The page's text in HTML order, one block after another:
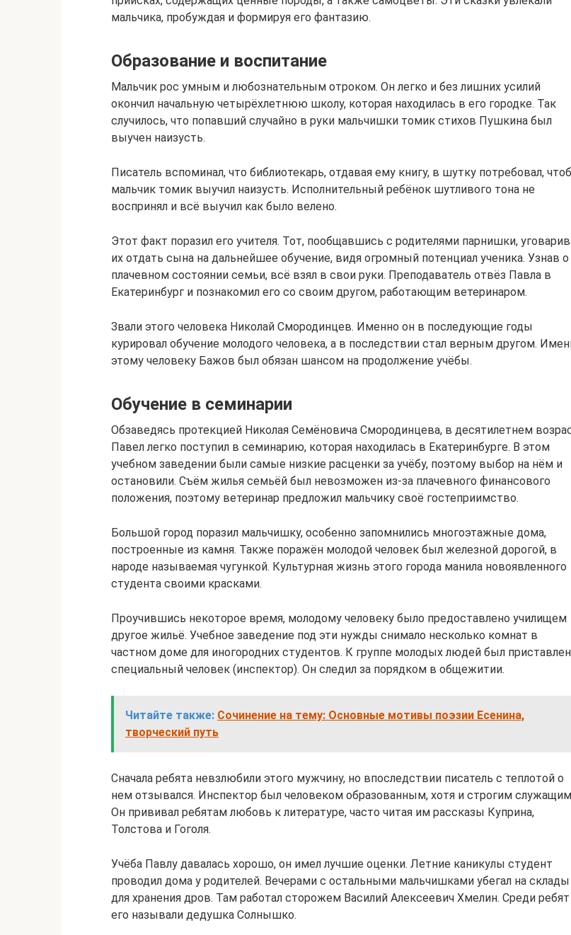
мальчика, пробуждая и формируя его фантазию.
Образование и воспитание
Мальчик рос умным и любознательным отроком. Он легко и без лишних усилий
окончил начальную четырёхлетнюю школу, которая находилась в его городке. Так
случилось, что попавший случайно в руки мальчишки томик стихов Пушкина был
выучен наизусть.
Писатель вспоминал, что библиотекарь, отдавая ему книгу, в шутку потребовал,
мальчик томик выучил наизусть. Исполнительный ребёнок шутливого тона не
воспринял и всё выучил как было велено.
Этот факт поразил его учителя. Тот, пообщавшись с родителями парнишки,
их отдать сына на дальнейшее обучение, видя огромный потенциал ученика. Узнав о
плачевном состоянии семьи, всё взял в свои руки. Преподаватель отвёз Павла в
Екатеринбург и познакомил его со своим другом, работающим ветеринаром.
Звали этого человека Николай Смородинцев. Именно он в последующие годы
курировал обучение молодого человека, а в последствии стал верным другом.
этому человеку Бажов был обязан шансом на продолжение учёбы.
Обучение в семинарии
Обзаведясь протекцией Николая Семёновича Смородинцева, в десятилетнем
Павел легко поступил в семинарию, которая находилась в Екатеринбурге. В этом
учебном заведении были самые низкие расценки за учёбу, поэтому выбор на нём и
остановили. Съём жилья семьёй был невозможен из-за плачевного финансового
положения, поэтому ветеринар предложил мальчику своё гостеприимство.
Большой город поразил мальчишку, особенно запомнились многоэтажные дома,
построенные из камня. Также поражён молодой человек был железной дорогой, в
народе называемая чугункой. Культурная жизнь этого города манила новоявленного
студента своими красками.
Проучившись некоторое время, молодому человеку было предоставлено училищем
другое жильё. Учебное заведение под эти нужды снимало несколько комнат в
частном доме для иногородних студентов. К группе молодых людей был приставлен
специальный человек (инспектор). Он следил за порядком в общежитии.
Читайте также: Сочинение на тему: Основные мотивы поэзии Есенина,
творческий путь
Сначала ребята невзлюбили этого мужчину, но впоследствии писатель с теплотой о
нем отзывался. Инспектор был человеком образованным, хотя и строгим
Он прививал ребятам любовь к литературе, часто читая им рассказы Куприна,
Толстова и Гоголя.
Учёба Павлу давалась хорошо, он имел лучшие оценки. Летние каникулы студент
проводил дома у родителей. Вечерами с остальными мальчишками убегал на склады
для хранения дров. Там работал сторожем Василий Алексеевич Хмелин. Среди ребят
его называли дедушка Солнышко.